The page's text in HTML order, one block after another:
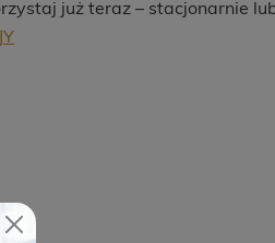
już teraz – stacjonarnie